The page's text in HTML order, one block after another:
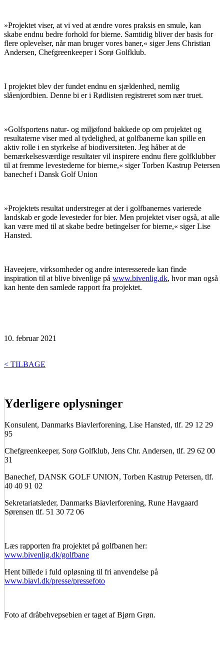
»Projektet viser, at vi ved at ændre vores praksis en smule, kan
skabe endnu bedre forhold for bierne. Samtidig bliver der basis for
flere oplevelser, når man bruger vores baner,« siger Jens Christian
Andersen, Chefgreenkeeper i Sorø Golfklub.
I projektet blev der fundet endnu en sjældenhed, nemlig
slåenjordbien. Denne bi er i Rødlisten registreret som nær truet.
»Golfsportens natur- og miljøfond bakkede op om projektet og
resultaterne viser med al tydelighed, at golfbanerne kan spille en
aktiv rolle i en styrkelse af biodiversiteten. Jeg håber at de
bemærkelsesværdige resultater vil inspirere endnu flere golfklubber
til at fremme levestederne for bierne,« siger Torben Kastrup Petersen
banechef i Dansk Golf Union
»Projektets resultat understreger at der i golfbanernes varierede
landskab er gode levesteder for bier. Men projektet viser også, at alle
kan være med til at skabe bedre betingelser for bierne,« siger Lise
Hansted.
Haveejere, virksomheder og andre interesserede kan finde
inspiration til at blive bivenlige på www.bivenlig.dk, hvor man også
kan hente den samlede rapport fra projektet.
10. februar 2021
< TILBAGE
Yderligere oplysninger
Konsulent, Danmarks Biavlerforening, Lise Hansted, tlf. 29 12 29
95
Chefgreenkeeper, Sorø Golfklub, Jens Chr. Andersen, tlf. 29 62 00
31
Banechef, DANSK GOLF UNION, Torben Kastrup Petersen, tlf.
40 40 91 02
Sekretariatsleder, Danmarks Biavlerforening, Rune Havgaard
Sørensen tlf. 51 30 72 06
Læs rapporten fra projektet på golfbanen her:
www.bivenlig.dk/golfbane
Hent billede i fuld opløsning til fri anvendelse på
www.biavl.dk/presse/pressefoto
Foto af dråbehvepsebien er taget af Bjørn Grøn.